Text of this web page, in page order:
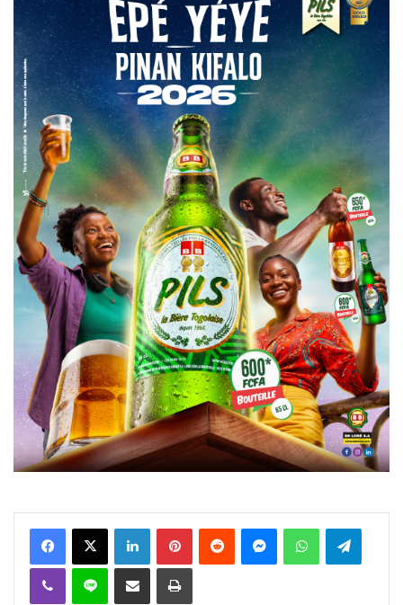
FacebookX Linkedin PinterestReddit MessengerWhatsAppTelegram
Viber Ligne Partager par email Imprimer